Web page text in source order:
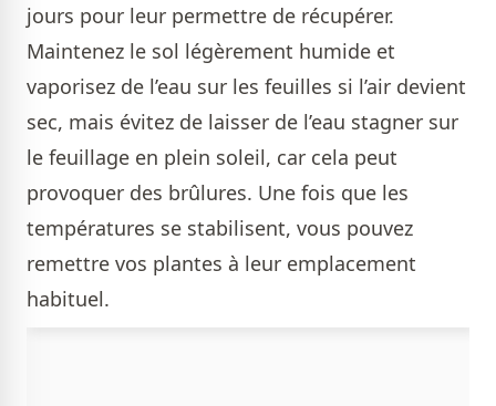
jours pour leur permettre de récupérer.
Maintenez le sol légèrement humide et
vaporisez de l’eau sur les feuilles si l’air devient
sec, mais évitez de laisser de l’eau stagner sur
le feuillage en plein soleil, car cela peut
provoquer des brûlures. Une fois que les
températures se stabilisent, vous pouvez
remettre vos plantes à leur emplacement
habituel.